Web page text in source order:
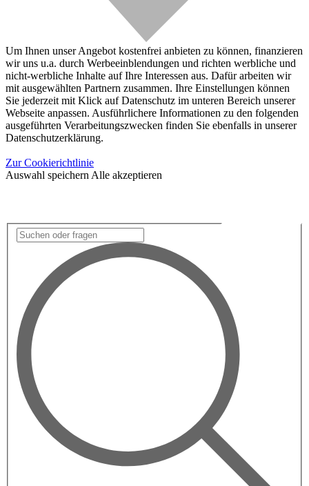
Um Ihnen unser Angebot kostenfrei anbieten zu können, finanzieren
wir uns u.a. durch Werbeeinblendungen und richten werbliche und
nicht-werbliche Inhalte auf Ihre Interessen aus. Dafür arbeiten wir
mit ausgewählten Partnern zusammen. Ihre Einstellungen können
Sie jederzeit mit Klick auf Datenschutz im unteren Bereich unserer
Webseite anpassen. Ausführlichere Informationen zu den folgenden
ausgeführten Verarbeitungszwecken finden Sie ebenfalls in unserer
Datenschutzerklärung.
Zur Cookierichtlinie
Auswahl speichern Alle akzeptieren